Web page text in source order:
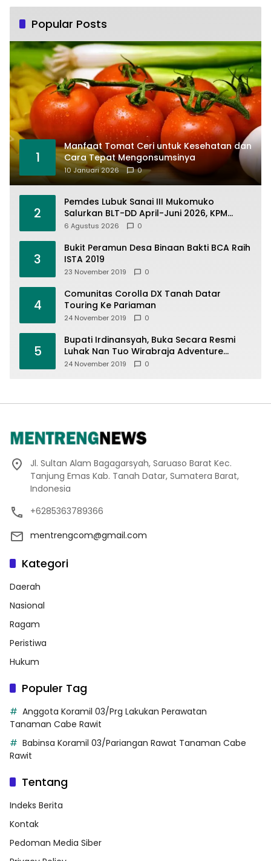
Popular Posts
1
Manfaat Tomat Ceri untuk Kesehatan dan
Cara Tepat Mengonsumsinya
10 Januari 2026 0
2
Pemdes Lubuk Sanai III Mukomuko
Salurkan BLT-DD April-Juni 2026, KPM
Terima Rp900 Ribu
6 Agustus 2026 0
3
Bukit Peramun Desa Binaan Bakti BCA Raih
ISTA 2019
23 November 2019 0
4
Comunitas Corolla DX Tanah Datar
Touring Ke Pariaman
24 November 2019 0
5
Bupati Irdinansyah, Buka Secara Resmi
Luhak Nan Tuo Wirabraja Adventure
Offroad 2019
24 November 2019 0
Jl. Sultan Alam Bagagarsyah, Saruaso Barat Kec.
Tanjung Emas Kab. Tanah Datar, Sumatera Barat,
Indonesia
+6285363789366
mentrengcom@gmail.com
Kategori
Daerah
Nasional
Ragam
Peristiwa
Hukum
Populer Tag
Anggota Koramil 03/Prg Lakukan Perawatan
Tanaman Cabe Rawit
Babinsa Koramil 03/Pariangan Rawat Tanaman Cabe
Rawit
Tentang
Indeks Berita
Kontak
Pedoman Media Siber